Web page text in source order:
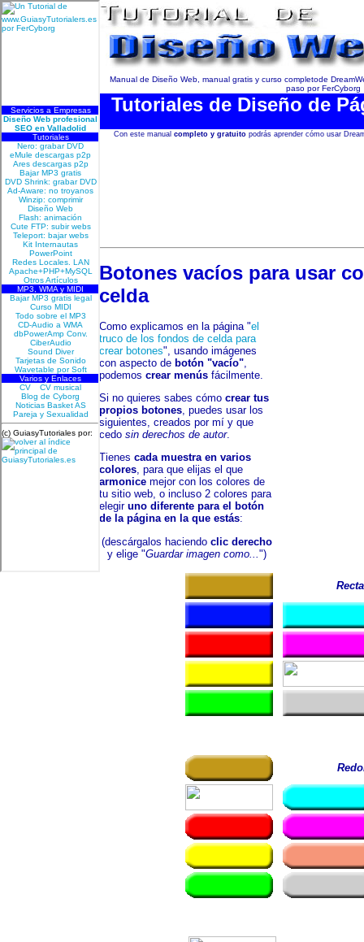
Manual de Diseño Web, manual gratis y curso completode
paso por FerCyborg
Tutoriales de Diseño de
Con este manual completo y gratuitopodrás aprender cómo usar
Botones vacíos para usar
celda
Como explicamos en la página "el
truco de los fondos de celda para
crear botones", usando imágenes
con aspecto de botón "vacío"
podemos crear menús fácilmente.
Si no quieres sabes cómo crear tus
propios botones, puedes usar los
siguientes, creados por mí y que
cedo sin derechos de autor.
Tienes cada muestra en varios
colores, para que elijas el que
armonice mejor con los colores de
tu sitio web, o incluso 2 colores para
elegir uno diferente para el botón
de la página en la que estás:
(descárgalos haciendo clic derecho
y elige "Guardar imagen como... ")